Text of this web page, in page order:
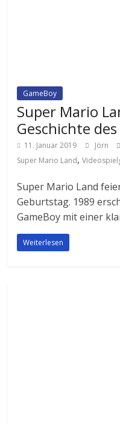
GameBoy
Super Mario
Geschichte
11. Januar 2019 Jörn
Super Mario Land,
Super Mario Land
Geburtstag. 1989
GameBoy mit einer
Weiterlesen